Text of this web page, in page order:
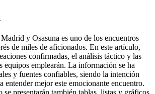
y Osasuna es uno de los encuentros
de miles de aficionados. En este artículo,
confirmadas, el análisis táctico y las
equipos emplearán. La información se ha
y fuentes confiables, siendo la intención
entender mejor este emocionante encuentro.
presentarán también tablas, listas y gráficos